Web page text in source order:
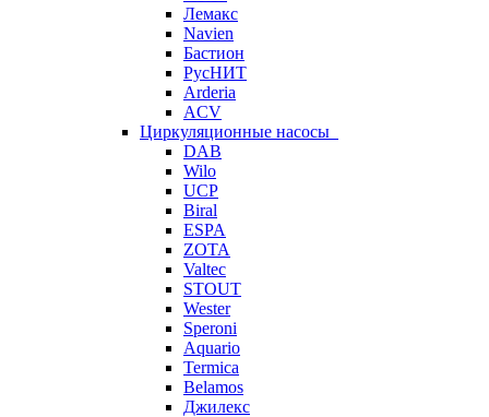
Лемакс
Navien
Бастион
РусНИТ
Arderia
ACV
Циркуляционные насосы
DAB
Wilo
UCP
Biral
ESPA
ZOTA
Valtec
STOUT
Wester
Speroni
Aquario
Termica
Belamos
Джилекс